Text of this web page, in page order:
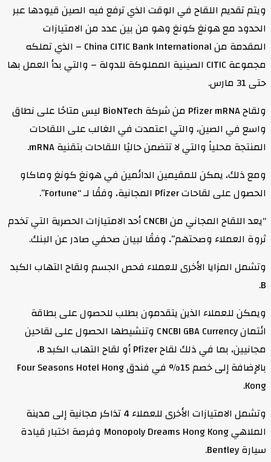
ويتم تقديم اللقاح في الوقت الذي ترفع فيه الصين قيودها عبر
الحدود مع هونغ كونغ وهو من بين عدد من الامتيازات
المقدمة من China CITIC Bank International – الذي تملكه
مجموعة CITIC الصينية المملوكة للدولة – والتي بدأ العمل بها
حتى 31 مارس.
ولقاح Pfizer mRNA من شركة BioNTech ليس متاحًا على نطاق
واسع في الصين، والتي اعتمدت في الغالب على اللقاحات
المنتجة محلياً والتي لا تتضمن حاليًا اللقاحات بتقنية mRNA.
ومع ذلك، يمكن للمقيمين الدائمين في هونغ كونغ وماكاو
الحصول على لقاحات Pfizer المجانية، وفقًا لـ “Fortune”.
“يعد اللقاح المجاني من CNCBI أحد الامتيازات الحصرية التي تخدم
ثروة العملاء وصحتهم”، وفقًا لبيان صحفي صادر عن البنك.
وتشمل المزايا الأخرى للعملاء فحص الجسم ولقاح التهاب الكبد
B.
ويمكن للعملاء الذين يتقدمون بطلب للحصول على بطاقة
ائتمان CNCBI GBA Currency وتنشيطها الحصول على لقاحين
مجانيين، بما في ذلك لقاح Pfizer أو لقاح التهاب الكبد B،
بالإضافة إلى خصم 15% في فندق Four Seasons Hotel Hong
Kong.
وتشمل الامتيازات الأخرى للعملاء 4 تذاكر مجانية إلى مدينة
الملاهي Monopoly Dreams Hong Kong وفرصة اختبار قيادة
سيارة Bentley.